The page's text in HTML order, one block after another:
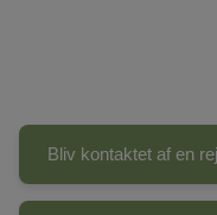
Bliv kontaktet af en